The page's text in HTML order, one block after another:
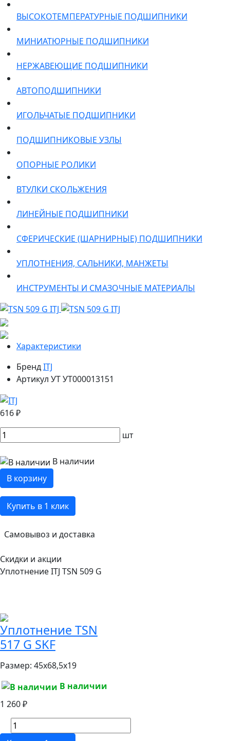
ВЫСОКОТЕМПЕРАТУРНЫЕ ПОДШИПНИКИ
МИНИАТЮРНЫЕ ПОДШИПНИКИ
НЕРЖАВЕЮЩИЕ ПОДШИПНИКИ
АВТОПОДШИПНИКИ
ИГОЛЬЧАТЫЕ ПОДШИПНИКИ
ПОДШИПНИКОВЫЕ УЗЛЫ
ОПОРНЫЕ РОЛИКИ
ВТУЛКИ СКОЛЬЖЕНИЯ
ЛИНЕЙНЫЕ ПОДШИПНИКИ
СФЕРИЧЕСКИЕ (ШАРНИРНЫЕ) ПОДШИПНИКИ
УПЛОТНЕНИЯ, САЛЬНИКИ, МАНЖЕТЫ
ИНСТРУМЕНТЫ И СМАЗОЧНЫЕ МАТЕРИАЛЫ
Характеристики
БрендITJ
Артикул УТУТ000013151
616 ₽
шт
В наличии
В корзину
Купить в 1 клик
Самовывоз и доставка
Скидки и акции
Уплотнение ITJ TSN 509 G
Уплотнение TSN
517 G SKF
Размер: 45x68,5x19
В наличии
1 260 ₽